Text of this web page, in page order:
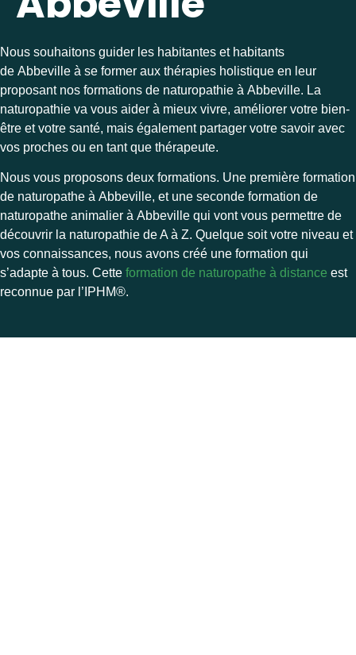
Nous souhaitons guider les habitantes et habitants
de Abbeville à se former aux thérapies holistique en leur
proposant nos formations de naturopathie à Abbeville. La
naturopathie va vous aider à mieux vivre, améliorer votre bien-
être et votre santé, mais également partager votre savoir avec
vos proches ou en tant que thérapeute.
Nous vous proposons deux formations. Une première formation
de naturopathe à Abbeville, et une seconde formation de
naturopathe animalier à Abbeville qui vont vous permettre de
découvrir la naturopathie de A à Z. Quelque soit votre niveau et
vos connaissances, nous avons créé une formation qui
s’adapte à tous. Cette formation de naturopathe à distance est
reconnue par l’ IPHM®.